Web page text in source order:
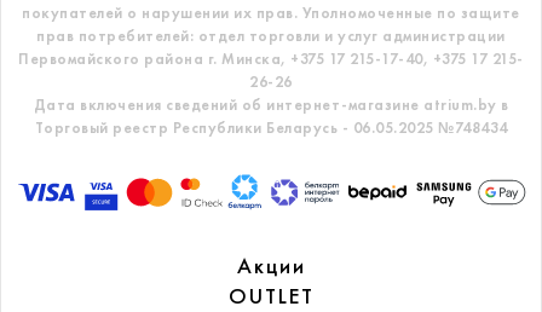
покупателей о нарушении их прав. Уполномоченные по защите
прав потребителей: отдел торговли и услуг администрации
Первомайского района г. Минска, +375 17 215-17-40, +375 17 215-
26-26
Дата включения сведений об интернет-магазине atrium.by в
Торговый реестр Республики Беларусь - 06.05.2025 №748434
Акции
OUTLET